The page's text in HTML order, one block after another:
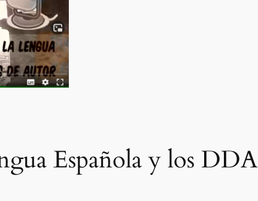
Española y los DDA